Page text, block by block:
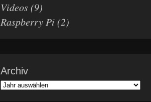
Videos(9)
Raspberry Pi(2)
Archiv